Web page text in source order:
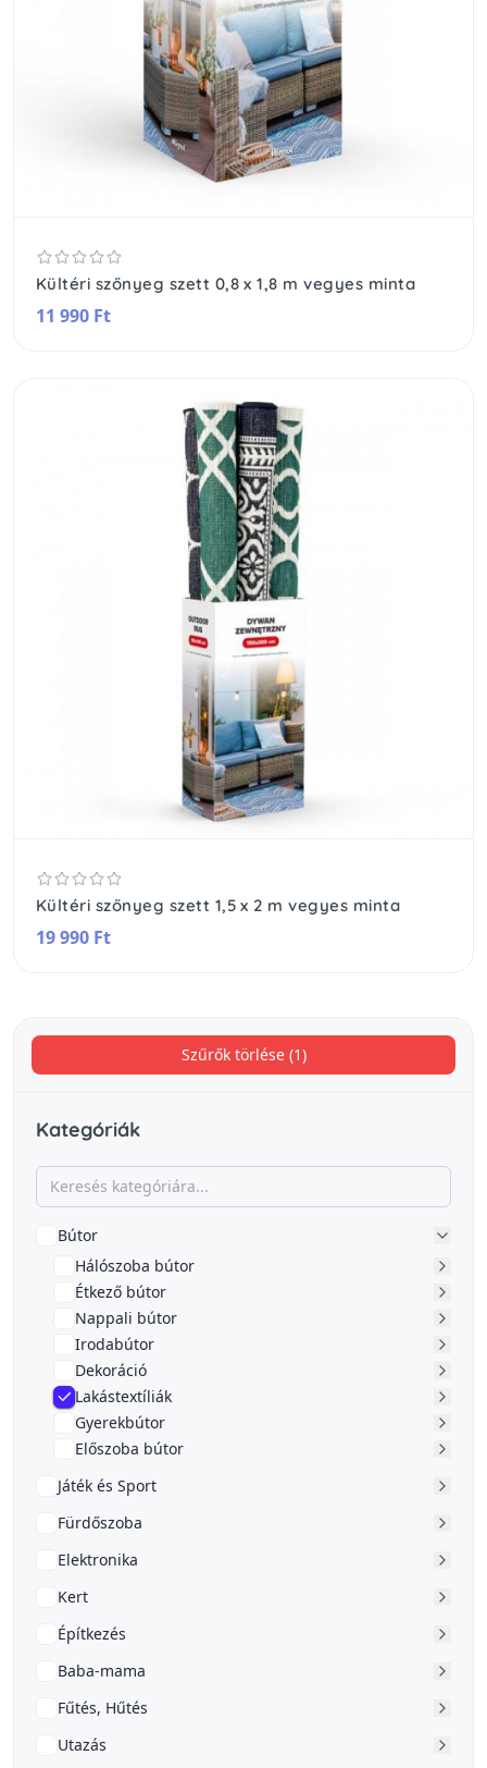
Szűrők törlése (1)
Kategóriák
Bútor
Hálószoba bútor
Étkező bútor
Nappali bútor
Irodabútor
Dekoráció
Lakástextíliák
Gyerekbútor
Előszoba bútor
Játék és Sport
Fürdőszoba
Elektronika
Kert
Építkezés
Baba-mama
Fűtés, Hűtés
Utazás
Kültéri szőnyeg szett 0,8 x 1,8 m vegyes minta
11 990 Ft
Kültéri szőnyeg szett 1,5 x 2 m vegyes minta
19 990 Ft